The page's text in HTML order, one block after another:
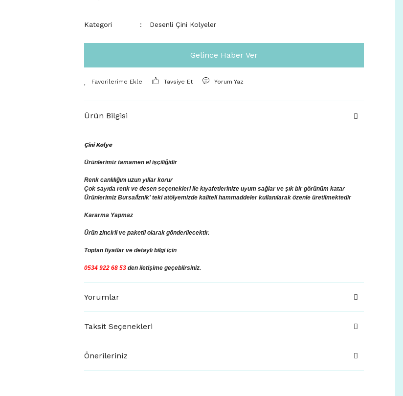
Kategori Desenli Çini Kolyeler
Gelince Haber Ver
Tavsiye Et Yorum Yaz
Ürün Bilgisi
Çini Kolye
Ürünlerimiz tamamen el işçiliğidir
Renk canlılığını uzun yıllar korur
Çok sayıda renk ve desen seçenekleri ile kıyafetlerinize uyum sağlar ve şık bir görünüm katar
Ürünlerimiz Bursa/İznik' teki atölyemizde kaliteli hammaddeler kullanılarak özenle üretilmektedir
Kararma Yapmaz
Ürün zincirli ve paketli olarak gönderilecektir.
Toptan fiyatlar ve detaylı bilgi için
0534 922 68 53 den iletişime geçebilrsiniz.
Yorumlar
Taksit Seçenekleri
Önerileriniz